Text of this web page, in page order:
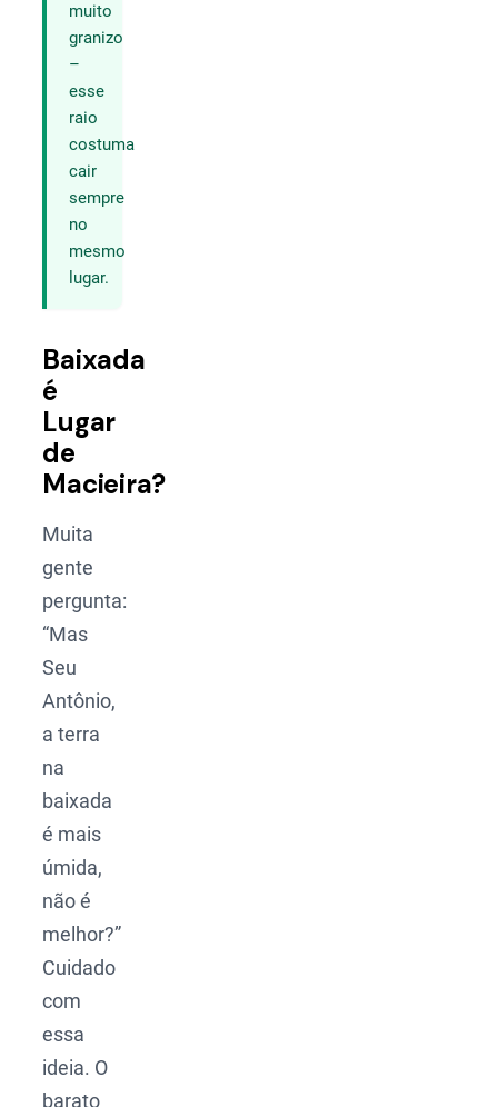
muito
granizo
–
esse
raio
costuma
cair
sempre
no
mesmo
lugar.
Baixada
é
Lugar
de
Macieira?
Muita
gente
pergunta:
“Mas
Seu
Antônio,
a terra
na
baixada
é mais
úmida,
não é
melhor?”
Cuidado
com
essa
ideia. O
barato